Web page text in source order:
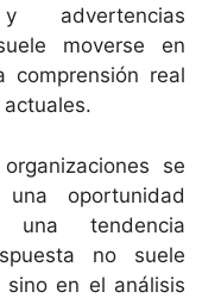
advertencias
moverse en
comprensión real
se
oportunidad
una tendencia
no suele
en el análisis